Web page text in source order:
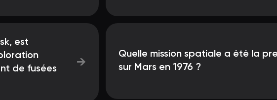
est
de fusées
→
Quelle mission spatiale a été la
sur Mars en 1976 ?